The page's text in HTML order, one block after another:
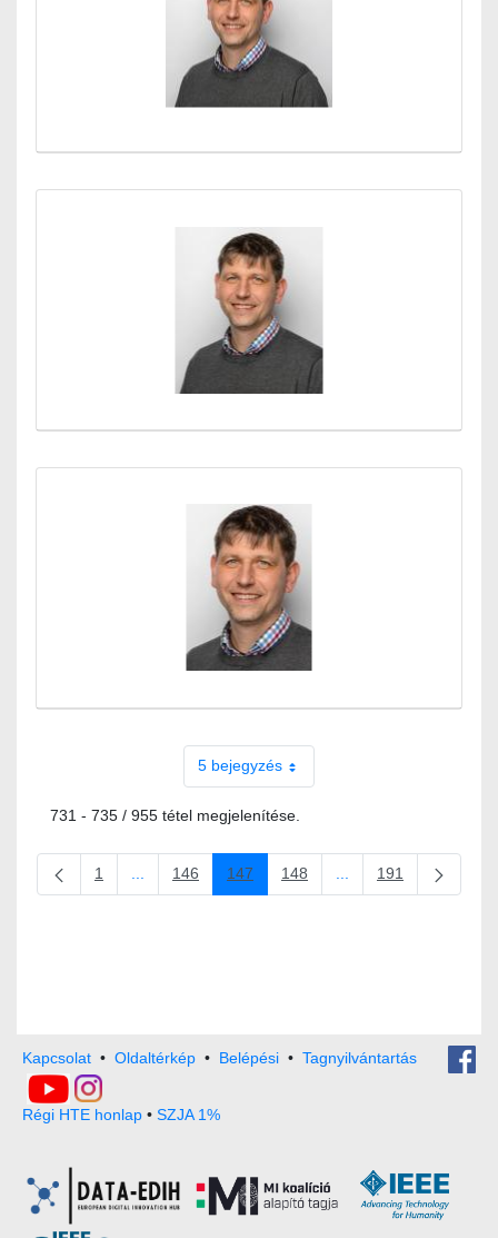
5 bejegyzés
731 - 735 / 955 tétel megjelenítése.
Oldal
1 ...Köztes oldalak Navigáljon a TAB billentyűvel.
Oldal
146 Oldal
147 Oldal
148 ...Köztes oldalak
Oldal
191
Kapcsolat • Oldaltérkép • Belépési • Tagnyilvántartás
Régi HTE honlap • SZJA 1%